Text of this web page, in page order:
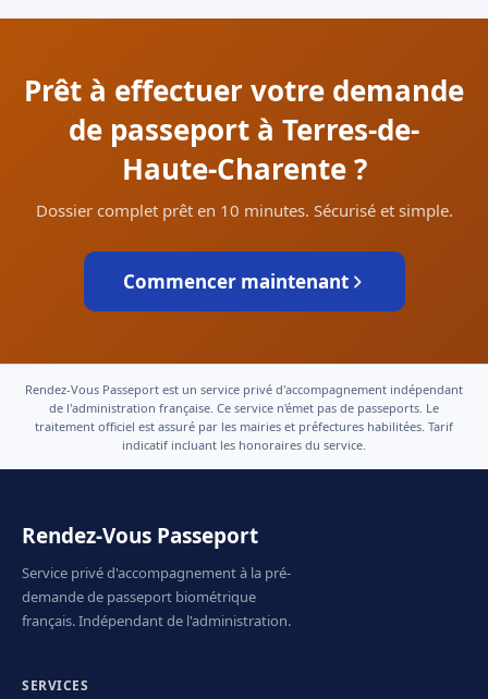
Prêt à effectuer votre demande
de passeport à Terres-de-
Haute-Charente ?
Dossier complet prêt en 10 minutes. Sécurisé et simple.
Commencer maintenant
Rendez-Vous Passeport est un service privé d'accompagnement indépendant
de l'administration française. Ce service n'émet pas de passeports. Le
traitement officiel est assuré par les mairies et préfectures habilitées. Tarif
indicatif incluant les honoraires du service.
Rendez-Vous Passeport
Service privé d'accompagnement à la pré-
demande de passeport biométrique
français. Indépendant de l'administration.
SERVICES